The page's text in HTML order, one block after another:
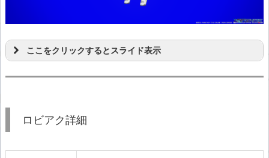
ここをクリックするとスライド表示
ロビアク詳細